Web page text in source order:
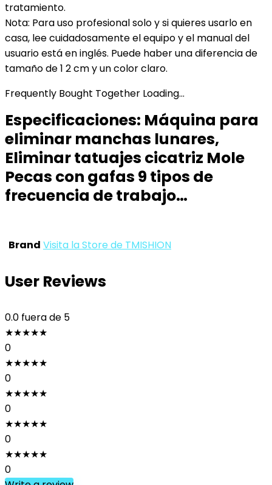
tratamiento.
Nota: Para uso profesional solo y si quieres usarlo en
casa, lee cuidadosamente el equipo y el manual del
usuario está en inglés. Puede haber una diferencia de
tamaño de 1 2 cm y un color claro.
Frequently Bought Together Loading...
Especificaciones: Máquina para
eliminar manchas lunares,
Eliminar tatuajes cicatriz Mole
Pecas con gafas 9 tipos de
frecuencia de trabajo…
Brand Visita la Store de TMISHION
User Reviews
0.0 fuera de 5
★★★★★
0
★★★★★
0
★★★★★
0
★★★★★
0
★★★★★
0